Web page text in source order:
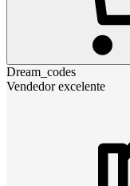
Dream_codes
Vendedor excelente